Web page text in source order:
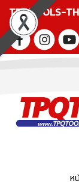
TPQTOOLS-
ห